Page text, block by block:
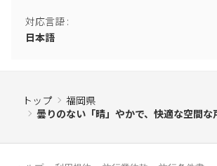
対応言語 :
日本語
トップ
福岡県
曇りのない「晴」やかで、快適な空間な